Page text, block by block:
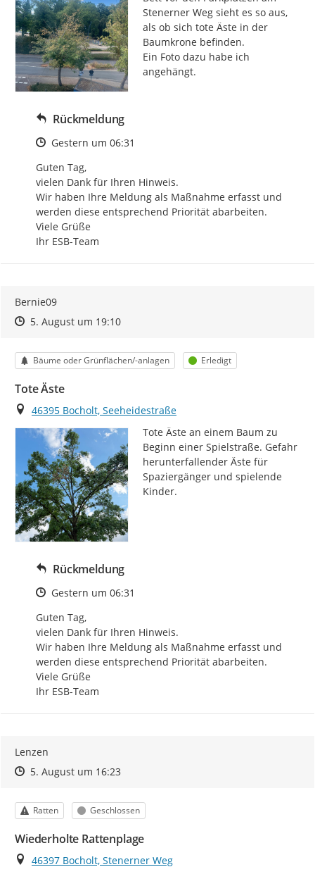
Stenerner Weg sieht es so aus,
als ob sich tote Äste in der
Baumkrone befinden.
Ein Foto dazu habe ich
angehängt.
Rückmeldung
Zeitpunkt des Erstellens
Gestern um 06:31
Guten Tag,
vielen Dank für Ihren Hinweis.
Wir haben Ihre Meldung als Maßnahme erfasst und
werden diese entsprechend Priorität abarbeiten.
Viele Grüße
Ihr ESB-Team
Bernie09
Zeitpunkt des Erstellens
Zeitpunkt des Erstellens
5. August um 19:10Zur Äußerung
Kategorie
Bäume oder Grünflächen/-anlagen Status
Erledigt
Tote Äste
Ort
46395 Bocholt, Seeheidestraße
Tote Äste an einem Baum zu
Beginn einer Spielstraße. Gefahr
herunterfallender Äste für
Spaziergänger und spielende
Kinder.
Rückmeldung
Zeitpunkt des Erstellens
Gestern um 06:31
Guten Tag,
vielen Dank für Ihren Hinweis.
Wir haben Ihre Meldung als Maßnahme erfasst und
werden diese entsprechend Priorität abarbeiten.
Viele Grüße
Ihr ESB-Team
Lenzen
Zeitpunkt des Erstellens
Zeitpunkt des Erstellens
5. August um 16:23Zur Äußerung
Kategorie
Ratten Status
Geschlossen
Wiederholte Rattenplage
Ort
46397 Bocholt, Stenerner Weg